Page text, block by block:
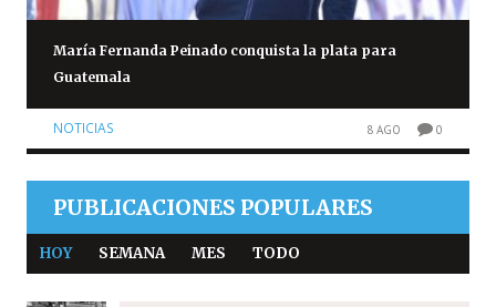
María Fernanda Peinado conquista la plata para
Guatemala
NOTICIAS 8 AGO 0
PUBLICACIONES POPULARES
HOY SEMANA MES TODO